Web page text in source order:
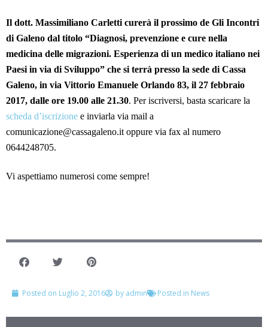
Il dott. Massimiliano Carletti curerà il prossimo de Gli Incontri
di Galeno dal titolo “Diagnosi, prevenzione e cure nella
medicina delle migrazioni. Esperienza di un medico italiano nei
Paesi in via di Sviluppo” che si terrà presso la sede di Cassa
Galeno, in via Vittorio Emanuele Orlando 83, il 27 febbraio
2017, dalle ore 19.00 alle 21.30. Per iscriversi, basta scaricare la
scheda d’iscrizione e inviarla via mail a
comunicazione@cassagaleno.it oppure via fax al numero
0644248705.
Vi aspettiamo numerosi come sempre!
Posted on Luglio 2, 2016 by admin Posted in News